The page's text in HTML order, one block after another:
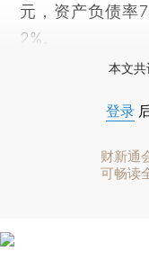
元，资产负债率
2%。
本文共
登录
财新通
可畅读